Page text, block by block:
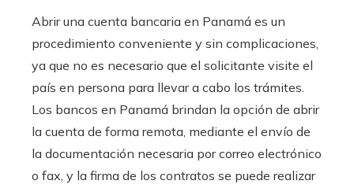
Abrir una cuenta bancaria en Panamá es un
procedimiento conveniente y sin complicaciones,
ya que no es necesario que el solicitante visite el
país en persona para llevar a cabo los trámites.
Los bancos en Panamá brindan la opción de abrir
la cuenta de forma remota, mediante el envío de
la documentación necesaria por correo electrónico
o fax, y la firma de los contratos se puede realizar